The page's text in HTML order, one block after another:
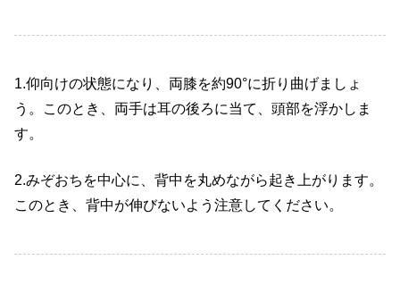
1.仰向けの状態になり、両膝を約90°に折り曲げましょ
う。このとき、両手は耳の後ろに当て、頭部を浮かしま
す。
2.みぞおちを中心に、背中を丸めながら起き上がります。
このとき、背中が伸びないよう注意してください。